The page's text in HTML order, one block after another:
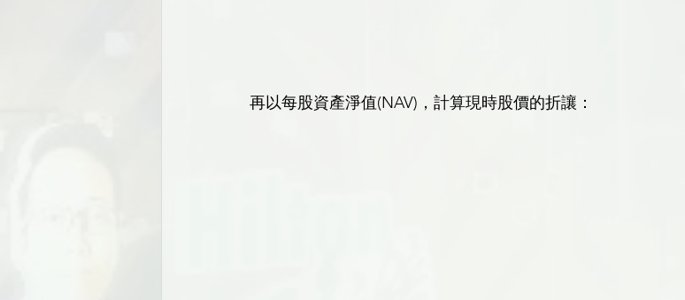
再以每股資產淨值(NAV)，計算現時股價的折讓：